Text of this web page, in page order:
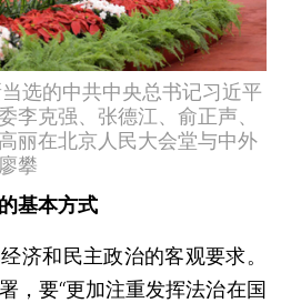
选的中共中央总书记习近平
李克强、张德江、俞正声、
丽在北京人民大会堂与中外
攀
基本方式
和民主政治的客观要求。
，要“更加注重发挥法治在国